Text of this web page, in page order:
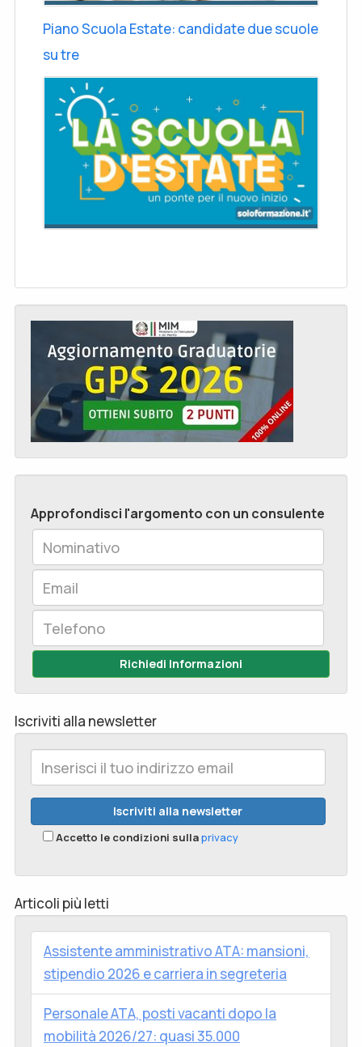
Piano Scuola Estate: candidate due scuole
su tre
Approfondisci l'argomento con un consulente
Richiedi Informazioni
Iscriviti alla newsletter
Accetto le condizioni sullaprivacy
Articoli più letti
Assistente amministrativo ATA: mansioni,
stipendio 2026 e carriera in segreteria
Personale ATA, posti vacanti dopo la
mobilità 2026/27: quasi 35.000